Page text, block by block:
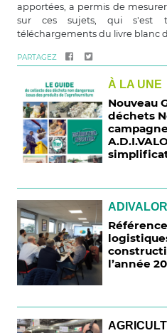
apportées, a permis de
sur ces sujets, qui s'est
téléchargements du livre blanc
PARTAGEZ
À LA UNE
Nouveau
déchets
ADIVALOR
l’année